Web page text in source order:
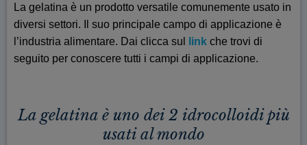
La gelatina è un prodotto versatile comunemente usato in
diversi settori. Il suo principale campo di applicazione è
l’industria alimentare. Dai clicca sul
linkche trovi di
seguito per conoscere tutti i campi di applicazione.
La gelatina è uno dei 2 idrocolloidi più
usati al mondo